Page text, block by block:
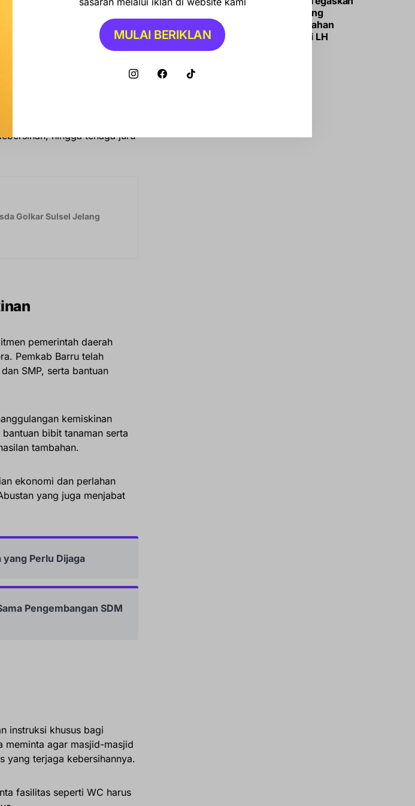
melalui pemberdayaan
harus menyiapkan
langsung bagi
lapangan kerja baru
hingga tenaga juru
Golkar Sulsel Jelang
pemerintah daerah
Pemkab Barru telah
SMP, serta bantuan
kemiskinan
bibit tanaman serta
tambahan.
ekonomi dan perlahan
yang juga menjabat
Perlu Dijaga
Pengembangan SDM
instruksi khusus bagi
meminta agar masjid-masjid
yang terjaga kebersihannya.
fasilitas seperti WC harus
Barru Siap Dukung
Program Pengolahan
Sampah Menteri LH
MULAI BERIKLAN